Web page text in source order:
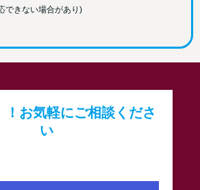
できない場合があり)
！お気軽にご相談くださ
い